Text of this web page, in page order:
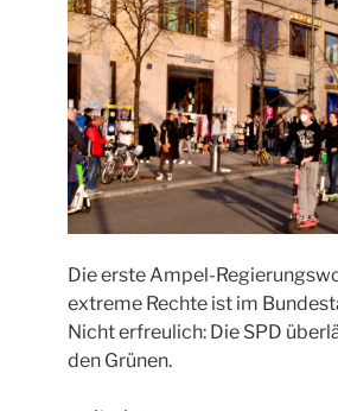
Die erste Ampel-
extreme Rechte ist im
Nicht erfreulich: Die SPD
den Grünen.